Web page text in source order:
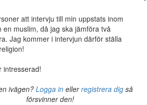
att intervju till min uppstats inom
en muslim, då jag ska jämföra två
Jag kommer i intervjun därför ställa
intresserad!
ivägen?Logga inellerregistrera digså
försvinner den!